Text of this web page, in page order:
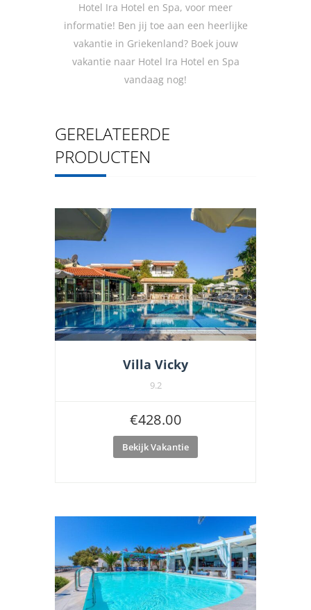
Hotel Ira Hotel en Spa, voor meer
informatie! Ben jij toe aan een heerlijke
vakantie in Griekenland? Boek jouw
vakantie naar Hotel Ira Hotel en Spa
vandaag nog!
GERELATEERDE
PRODUCTEN
Villa Vicky
9.2
€428.00
Bekijk Vakantie